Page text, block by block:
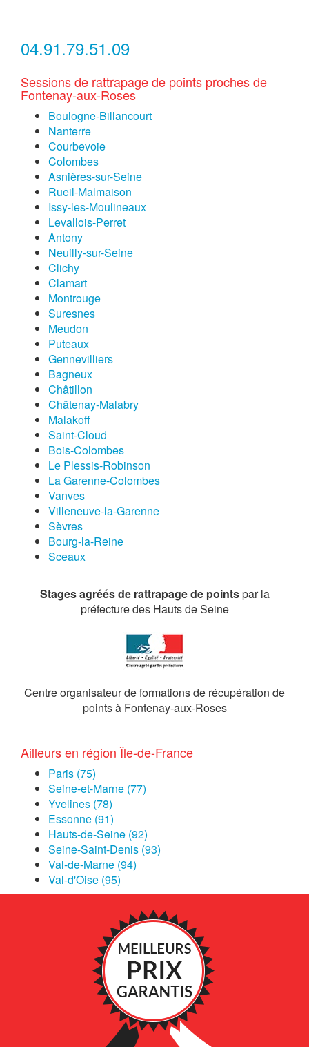
04.91.79.51.09
Sessions de rattrapage de points proches de
Fontenay-aux-Roses
Boulogne-Billancourt
Nanterre
Courbevoie
Colombes
Asnières-sur-Seine
Rueil-Malmaison
Issy-les-Moulineaux
Levallois-Perret
Antony
Neuilly-sur-Seine
Clichy
Clamart
Montrouge
Suresnes
Meudon
Puteaux
Gennevilliers
Bagneux
Châtillon
Châtenay-Malabry
Malakoff
Saint-Cloud
Bois-Colombes
Le Plessis-Robinson
La Garenne-Colombes
Vanves
Villeneuve-la-Garenne
Sèvres
Bourg-la-Reine
Sceaux
Stages agréés de rattrapage de pointspar la
préfecture des Hauts de Seine
Centre organisateur de formations de récupération de
points à Fontenay-aux-Roses
Ailleurs en région Île-de-France
Paris (75)
Seine-et-Marne (77)
Yvelines (78)
Essonne (91)
Hauts-de-Seine (92)
Seine-Saint-Denis (93)
Val-de-Marne (94)
Val-d'Oise (95)